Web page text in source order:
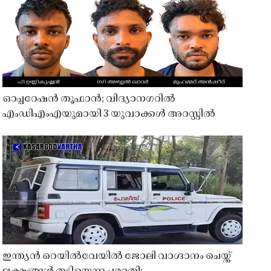
ഓപ്പറേഷൻ തൂഫാൻ; വിദ്യാനഗറിൽ
എംഡിഎംഎയുമായി 3 യുവാക്കൾ അറസ്റ്റിൽ
ഇന്ത്യൻ റെയിൽവേയിൽ ജോലി വാഗ്ദാനം ചെയ്ത്